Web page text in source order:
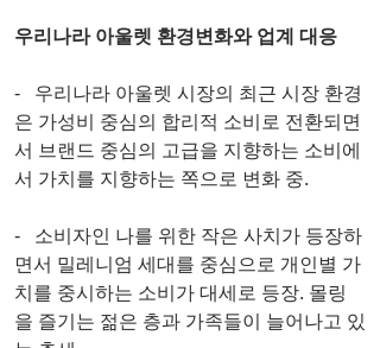
우리나라 아울렛 환경변화와 업계 대응
-   우리나라 아울렛 시장의 최근 시장 환경
은 가성비 중심의 합리적 소비로 전환되면
서 브랜드 중심의 고급을 지향하는 소비에
서 가치를 지향하는 쪽으로 변화 중.
-   소비자인 나를 위한 작은 사치가 등장하
면서 밀레니엄 세대를 중심으로 개인별 가
치를 중시하는 소비가 대세로 등장. 몰링
을 즐기는 젊은 층과 가족들이 늘어나고 있